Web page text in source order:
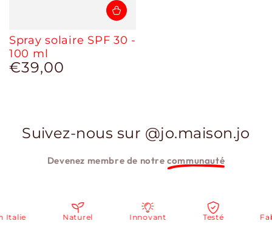
Spray solaire SPF 30 -
100 ml
Prix
€39,00
Suivez-nous sur @jo.maison.jo
Devenez membre de notrecommunauté
Naturel Innovant Testé